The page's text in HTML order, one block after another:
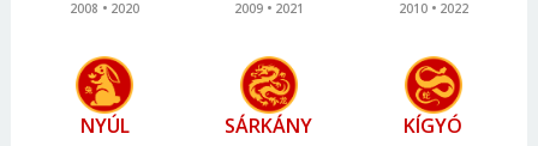
2008
2020
2009
2021
2010
2022
NYÚL SÁRKÁNY KÍGYÓ